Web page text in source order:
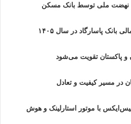
بانک پاسارگاد در سال ۱۴۰۵
و پاکستان تقویت می‌شود
در مسیر کیفیت و تعادل
با موتور استارلینک و هوش